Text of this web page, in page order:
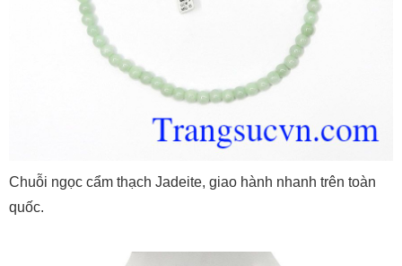
Chuỗi ngọc cẩm thạch Jadeite, giao hành nhanh trên toàn
quốc.